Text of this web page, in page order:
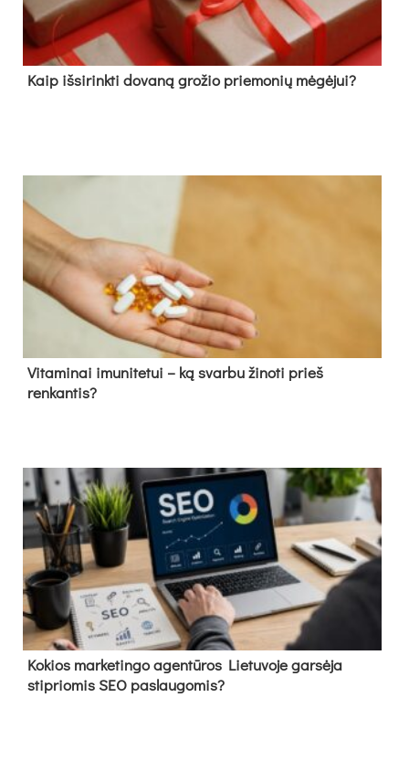
Kaip išsirinkti dovaną grožio priemonių mėgėjui?
Vitaminai imunitetui – ką svarbu žinoti prieš
renkantis?
Kokios marketingo agentūros Lietuvoje garsėja
stipriomis SEO paslaugomis?